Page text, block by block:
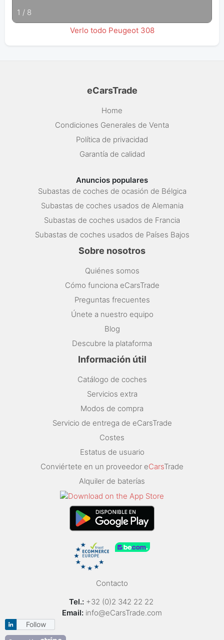
1 / 8
Verlo todo Peugeot 308
eCarsTrade
Home
Condiciones Generales de Venta
Política de privacidad
Garantía de calidad
Anuncios populares
Subastas de coches de ocasión de Bélgica
Subastas de coches usados de Alemania
Subastas de coches usados de Francia
Subastas de coches usados de Países Bajos
Sobre nosotros
Quiénes somos
Cómo funciona eCarsTrade
Preguntas frecuentes
Únete a nuestro equipo
Blog
Descubre la plataforma
Información útil
Catálogo de coches
Servicios extra
Modos de compra
Servicio de entrega de eCarsTrade
Costes
Estatus de usuario
Conviértete en un proveedor eCarsTrade
Alquiler de baterías
Contacto
Tel.: +32 (0)2 342 22 22
Email: info@eCarsTrade.com
Follow